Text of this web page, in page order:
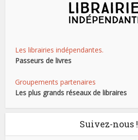
Les librairies indépendantes.
Passeurs de livres
Groupements partenaires
Les plus grands réseaux de libraires
Suivez-nous !